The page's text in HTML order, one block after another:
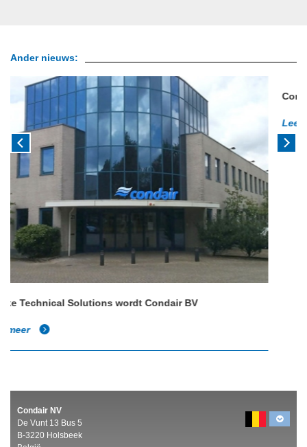
Ander nieuws:
Condair verzorgt luchtbevochtiging Facebook
Lees meer
Condair NV
De Vunt 13 Bus 5
B-3220 Holsbeek